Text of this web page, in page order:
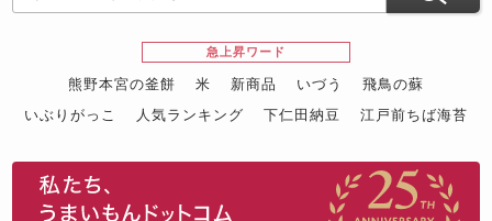
急上昇ワード
熊野本宮の釜餅 米 新商品 いづう
飛鳥の蘇
いぶりがっこ
人気ランキング 下仁田納豆
江戸前ちば海苔